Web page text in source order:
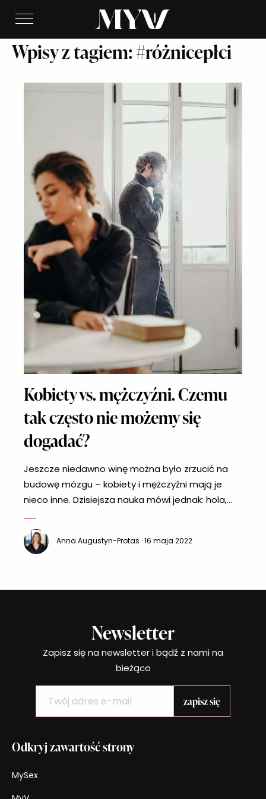
Wpisy z tagiem: #różnicepłci
Kobiety vs. mężczyźni. Czemu
tak często nie możemy się
dogadać?
Jeszcze niedawno winę można było zrzucić na
budowę mózgu – kobiety i mężczyźni mają je
nieco inne. Dzisiejsza nauka mówi jednak: hola,
arcyważny czynnik.Ten czynnik to wychowanie.
Kultura, socjalizowanie – czyli formowanie
oczywiste. Zobaczmy
Anna Augustyn-Protas · 16 maja 2022
Odkryj zawartość strony
MySex
Newsletter
Zapisz się na newsletter i bądź z nami na
bieżąco